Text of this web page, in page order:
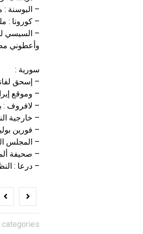
– البوسنة
– كورونا : مليون و ٦٥٥ ألف
– السيسي لوفود أجنبية
وأعطوني
سورية :
– إسحق
– وموقع
– لافروف :
– خارجية
– فورين
– المجلس
– صحيفة
– درعا :
categories: